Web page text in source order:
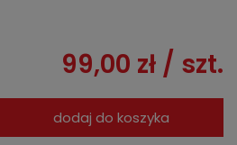
99,00 zł / szt.
dodaj do koszyka